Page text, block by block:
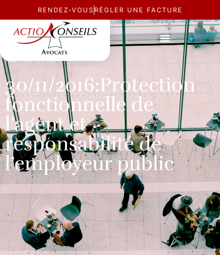
RENDEZ-VOUS RÉGLER UNE FACTURE
ACTUALITÉ
30/11/2016:Protection
fonctionnelle de
l’agent et
responsabilité de
l’employeur public